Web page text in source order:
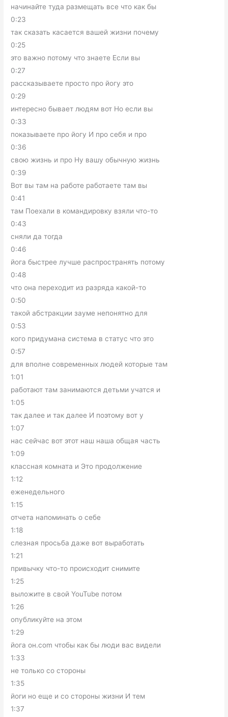
начинайте туда размещать все что как бы
0:23
так сказать касается вашей жизни почему
0:25
это важно потому что знаете Если вы
0:27
рассказываете просто про йогу это
0:29
интересно бывает людям вот Но если вы
0:33
показываете про йогу И про себя и про
0:36
свою жизнь и про Ну вашу обычную жизнь
0:39
Вот вы там на работе работаете там вы
0:41
там Поехали в командировку взяли что-то
0:43
сняли да тогда
0:46
йога быстрее лучше распространять потому
0:48
что она переходит из разряда какой-то
0:50
такой абстракции зауме непонятно для
0:53
кого придумана система в статус что это
0:57
для вполне современных людей которые там
1:01
работают там занимаются детьми учатся и
1:05
так далее и так далее И поэтому вот у
1:07
нас сейчас вот этот наш наша общая часть
1:09
классная комната и Это продолжение
1:12
еженедельного
1:15
отчета напоминать о себе
1:18
слезная просьба даже вот выработать
1:21
привычку что-то происходит снимите
1:25
выложите в свой YouTube потом
1:26
опубликуйте на этом
1:29
йога он.com чтобы как бы люди вас видели
1:33
не только со стороны
1:35
йоги но еще и со стороны жизни И тем
1:37